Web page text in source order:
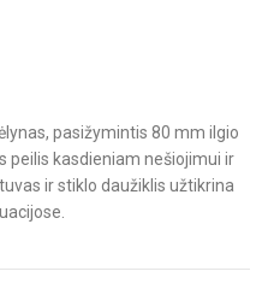
pasižymintis 80 mm ilgio
peilis kasdieniam nešiojimui ir
ir stiklo daužiklis užtikrina